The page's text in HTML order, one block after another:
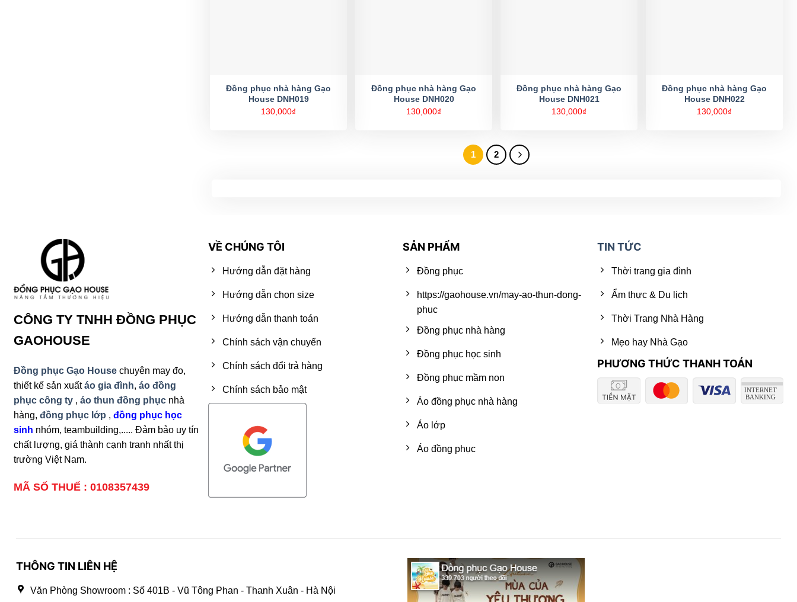
Đồng phục nhà hàng Gạo
House DNH019
130,000₫
Đồng phục nhà hàng Gạo
House DNH020
130,000₫
Đồng phục nhà hàng Gạo
House DNH021
130,000₫
Đồng phục nhà hàng Gạo
House DNH022
130,000₫
1 2
CÔNG TY TNHH ĐỒNG PHỤC
GAOHOUSE
Đồng phục Gạo Housechuyên may đo,
thiết kế sản xuấtáo gia đình, áo đồng
phục công ty, áo thun đồng phụcnhà
hàng, đồng phục lớp , đồng phục học
sinh nhóm, teambuilding,..... Đảm bảo uy tín
chất lượng, giá thành cạnh tranh nhất thị
trường Việt Nam.
MÃ SỐ THUẾ : 0108357439
VỀ CHÚNG TÔI
Hướng dẫn đặt hàng
Hướng dẫn chọn size
Hướng dẫn thanh toán
Chính sách vận chuyển
Chính sách đổi trả hàng
Chính sách bảo mật
SẢN PHẨM
Đồng phục
https://gaohouse.vn/may-ao-thun-dong-
phuc
Đồng phục nhà hàng
Đồng phục học sinh
Đồng phục mầm non
Áo đồng phục nhà hàng
Áo lớp
Áo đồng phục
TIN TỨC
Thời trang gia đình
Ẩm thực & Du lịch
Thời Trang Nhà Hàng
Mẹo hay Nhà Gạo
PHƯƠNG THỨC THANH TOÁN
THÔNG TIN LIÊN HỆ
Văn Phòng Showroom : Số 401B - Vũ Tông Phan - Thanh Xuân - Hà Nội